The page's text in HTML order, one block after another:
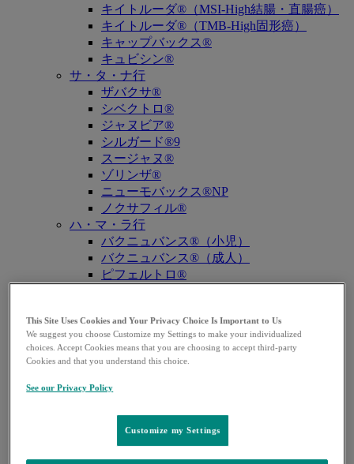
キイトルーダ®（MSI-High結腸・直腸癌）
キイトルーダ®（TMB-High固形癌）
キャップバックス®
キュビシン®
サ・タ・ナ行
ザバクサ®
シベクトロ®
ジャヌビア®
シルガード®9
スージャヌ®
ゾリンザ®
ニューモバックス®NP
ノクサフィル®
ハ・マ・ラ行
バクニュバンス®（小児）
バクニュバンス®（成人）
ピフェルトロ®
プレバイミス®臓器移植
ヘプタバックス®-Ⅱ
ラゲブリオ®
リムパーザ®
領域別情報
This Site Uses Cookies and Your Privacy Choice Is Important to Us
We suggest you choose Customize my Settings to make your individualized
choices. Accept Cookies means that you are choosing to accept third-party
Cookies and that you understand this choice.
See our Privacy Policy
Customize my Settings